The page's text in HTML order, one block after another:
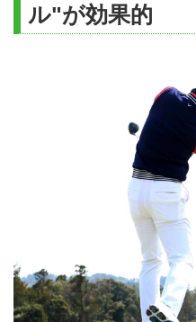
ル"が効果的